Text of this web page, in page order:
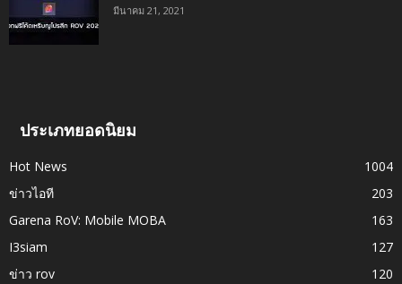
มีนาคม 21, 2021
ประเภทยอดนิยม
Hot News
1004
ข่าวไอที
203
Garena RoV: Mobile MOBA
163
I3siam
127
ข่าว rov
120